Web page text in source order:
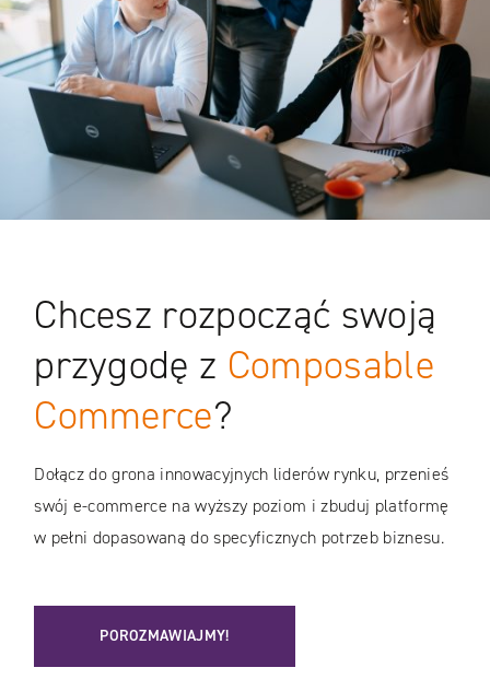
Chcesz rozpocząć swoją
przygodę z Composable
Commerce?
Dołącz do grona innowacyjnych liderów rynku, przenieś
swój e-commerce na wyższy poziom i zbuduj platformę
w pełni dopasowaną do specyficznych potrzeb biznesu.
POROZMAWIAJMY!